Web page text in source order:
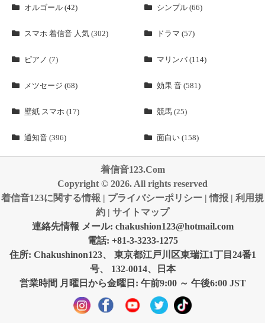
オルゴール (42) シンプル (66)
スマホ 着信音 人気 (302) ドラマ (57)
ピアノ (7) マリンバ (114)
メツセージ (68) 効果 音 (581)
壁紙 スマホ (17) 競馬 (25)
通知音 (396) 面白い (158)
着信音123.Com
Copyright © 2026. All rights reserved
着信音123に関する情報 | プライバシーポリシー |情报 | 利用規
約 | サイトマップ
連絡先情報 メール: chakushion123@hotmail.com
電話: +81-3-3233-1275
住所: Chakushinon123、 東京都江戸川区東瑞江1丁目24番1
号、 132-0014、日本
営業時間 月曜日から金曜日: 午前9:00 ～ 午後6:00 JST